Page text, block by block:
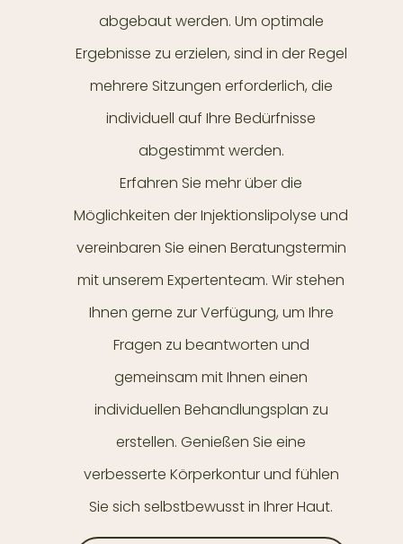
abgebaut werden. Um optimale
Ergebnisse zu erzielen, sind in der Regel
mehrere Sitzungen erforderlich, die
individuell auf Ihre Bedürfnisse
abgestimmt werden.
Erfahren Sie mehr über die
Möglichkeiten der Injektionslipolyse und
vereinbaren Sie einen Beratungstermin
mit unserem Expertenteam. Wir stehen
Ihnen gerne zur Verfügung, um Ihre
Fragen zu beantworten und
gemeinsam mit Ihnen einen
individuellen Behandlungsplan zu
erstellen. Genießen Sie eine
verbesserte Körperkontur und fühlen
Sie sich selbstbewusst in Ihrer Haut.